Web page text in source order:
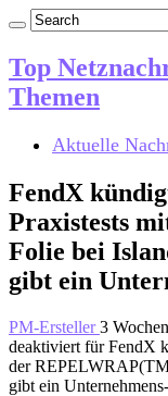
Top
Themen
Aktuelle
FendX
Praxistests
Folie bei
gibt ein
PM-Ersteller3
deaktiviert für FendX
der
gibt ein